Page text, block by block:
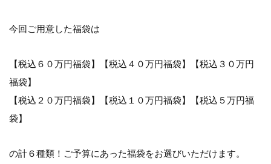
今回ご用意した福袋は
【税込６０万円福袋】【税込４０万円福袋】【税込３０万円
福袋】
【税込２０万円福袋】【税込１０万円福袋】【税込５万円福
袋】
の計６種類！ご予算にあった福袋をお選びいただけます。